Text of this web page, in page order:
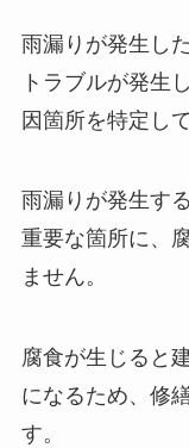
雨漏りが発生し
トラブルが発生
因箇所を特定し
雨漏りが発生す
重要な箇所に、
ません。
腐食が生じると
になるため、修
す。